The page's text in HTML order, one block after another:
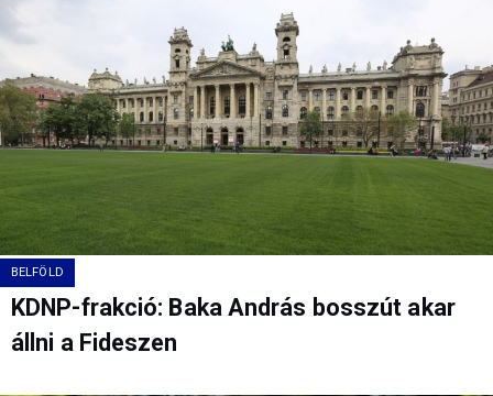
BELFÖLD
KDNP-frakció: Baka András bosszút akar
állni a Fideszen